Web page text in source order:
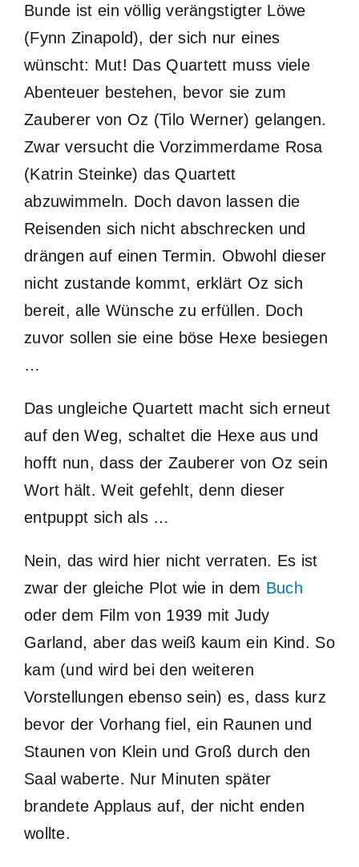
Bunde ist ein völlig verängstigter Löwe
(Fynn Zinapold), der sich nur eines
wünscht: Mut! Das Quartett muss viele
Abenteuer bestehen, bevor sie zum
Zauberer von Oz (Tilo Werner) gelangen.
Zwar versucht die Vorzimmerdame Rosa
(Katrin Steinke) das Quartett
abzuwimmeln. Doch davon lassen die
Reisenden sich nicht abschrecken und
drängen auf einen Termin. Obwohl dieser
nicht zustande kommt, erklärt Oz sich
bereit, alle Wünsche zu erfüllen. Doch
zuvor sollen sie eine böse Hexe besiegen
…
Das ungleiche Quartett macht sich erneut
auf den Weg, schaltet die Hexe aus und
hofft nun, dass der Zauberer von Oz sein
Wort hält. Weit gefehlt, denn dieser
entpuppt sich als …
Nein, das wird hier nicht verraten. Es ist
zwar der gleiche Plot wie in dem Buch
oder dem Film von 1939 mit Judy
Garland, aber das weiß kaum ein Kind. So
kam (und wird bei den weiteren
Vorstellungen ebenso sein) es, dass kurz
bevor der Vorhang fiel, ein Raunen und
Staunen von Klein und Groß durch den
Saal waberte. Nur Minuten später
brandete Applaus auf, der nicht enden
wollte.